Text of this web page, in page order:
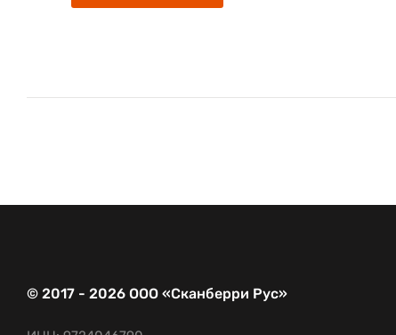
© 2017 - 2026 ООО «Сканберри Рус»